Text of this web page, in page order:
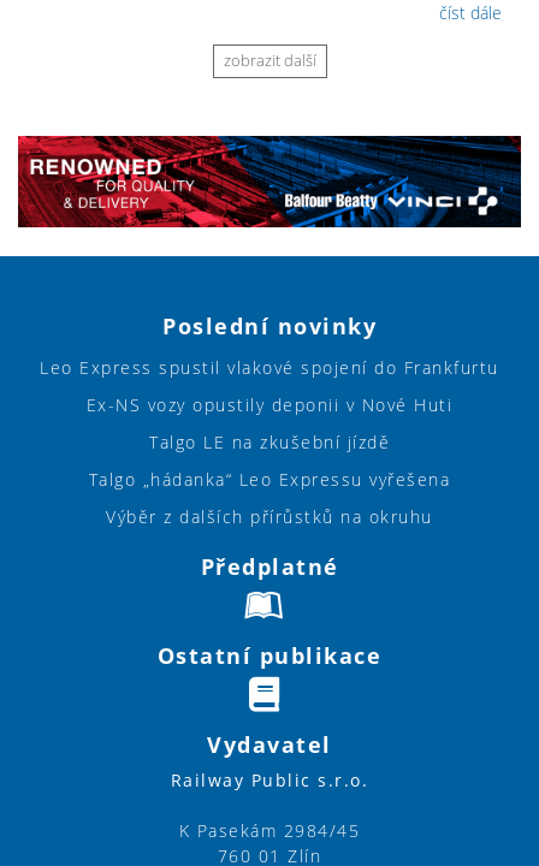
číst dále
zobrazit další
Poslední novinky
Leo Express spustil vlakové spojení do Frankfurtu
Ex-NS vozy opustily deponii v Nové Huti
Talgo LE na zkušební jízdě
Talgo „hádanka“ Leo Expressu vyřešena
Výběr z dalších přírůstků na okruhu
Předplatné
Ostatní publikace
Vydavatel
Railway Public s.r.o.
K Pasekám 2984/45
760 01 Zlín